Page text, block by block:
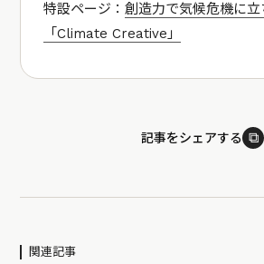
特設ページ：創造力で気候危機に立
「Climate Creative」
記事をシェアする ⧉
関連記事